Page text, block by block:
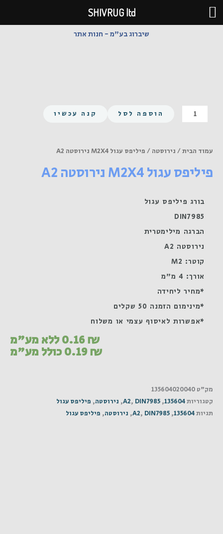
דילוג
לתוכן
שיברוג בע"מ - חנות אתר
כמות
של
נירוסטה
הוספה לסל קנה עכשיו
עמוד הבית/ נירוסטה / פיליפס עגול M2X4 נירוסטה A2
פיליפס עגול M2X4 נירוסטה A2
בורג פיליפס עגול
DIN7985
הברגה מילימטרית
נירוסטה A2
קוטר: M2
אורך: 4 מ"מ
*מחיר ליחידה
*מינימום הזמנה 50 שקלים
*אפשרות לאיסוף עצמי או משלוח
0.16₪ ללא מע"מ
0.19₪ כולל מע"מ
מק"ט 135604020040
קטגוריות135604
,
A2, DIN7985
, נירוסטה, פיליפס עגול
תגיות135604
,
A2, DIN7985
, נירוסטה, פיליפס עגול
SHIVRUG ltd